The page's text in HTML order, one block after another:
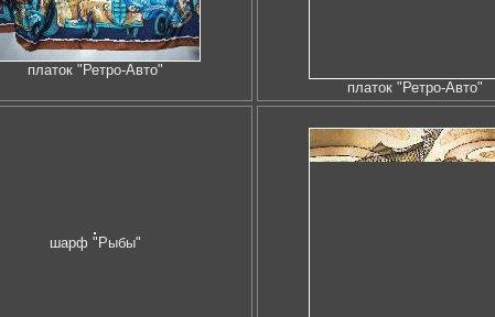
платок "Ретро-Авто"
платок "Ретро-Авто"
шарф "Рыбы"